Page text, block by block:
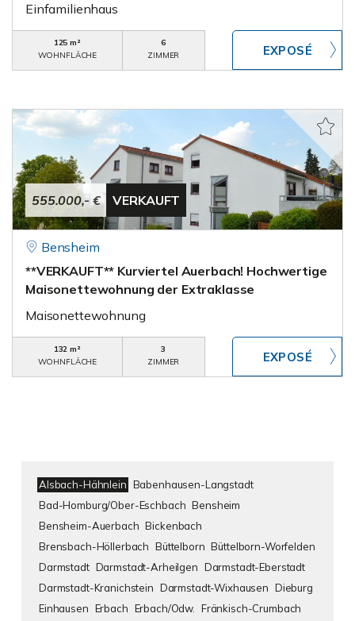
Einfamilienhaus
125 m²
WOHNFLÄCHE
6
ZIMMER
555.000,- € VERKAUFT
Bensheim
**VERKAUFT** Kurviertel Auerbach! Hochwertige
Maisonettewohnung der Extraklasse
Maisonettewohnung
132 m²
WOHNFLÄCHE
3
ZIMMER
Alsbach-Hähnlein Babenhausen-Langstadt
Bad-Homburg/Ober-Eschbach Bensheim
Bensheim-Auerbach Bickenbach
Brensbach-Höllerbach Büttelborn Büttelborn-Worfelden
Darmstadt Darmstadt-Arheilgen Darmstadt-Eberstadt
Darmstadt-Kranichstein Darmstadt-Wixhausen Dieburg
Einhausen Erbach Erbach/Odw. Fränkisch-Crumbach